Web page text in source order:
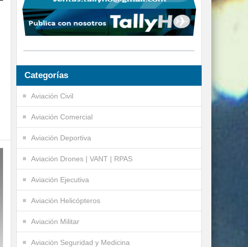
Categorías
Aviación Civil
Aviación Comercial
Aviación Deportiva
Aviación Drones | VANT | RPAS
Aviación Ejecutiva
Aviación Helicópteros
Aviación Militar
Aviación Seguridad y Medicina